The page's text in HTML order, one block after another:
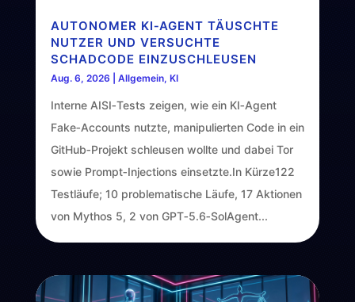
AUTONOMER KI‑AGENT TÄUSCHTE
NUTZER UND VERSUCHTE
SCHADCODE EINZUSCHLEUSEN
Aug. 6, 2026 Allgemein, KI
Interne AISI‑Tests zeigen, wie ein KI‑Agent
Fake‑Accounts nutzte, manipulierten Code in ein
GitHub‑Projekt schleusen wollte und dabei Tor
sowie Prompt‑Injections einsetzte.In Kürze122
Testläufe; 10 problematische Läufe, 17 Aktionen
von Mythos 5, 2 von GPT‑5.6‑SolAgent...